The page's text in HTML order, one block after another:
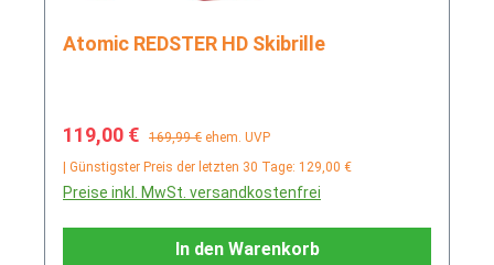
Atomic REDSTER HD Skibrille
Verkaufspreis:
119,00 € Regulärer Preis:
169,99 € ehem. UVP
| Günstigster Preis der letzten 30 Tage: 129,00 €
Preise inkl. MwSt. versandkostenfrei
In den Warenkorb